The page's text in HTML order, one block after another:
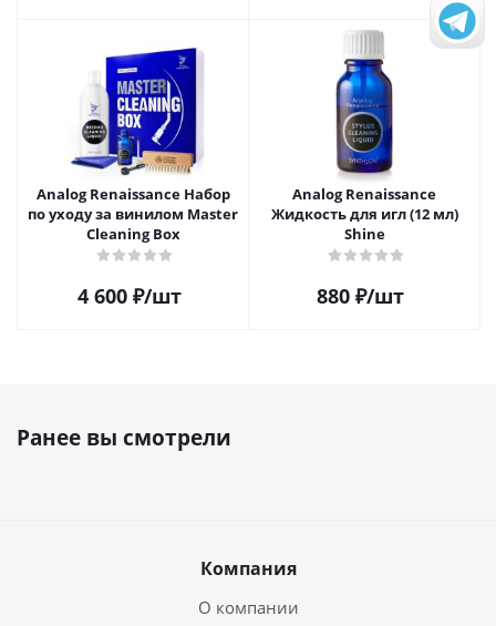
Analog Renaissance Набор
по уходу за винилом Master
Cleaning Box
4 600₽/шт
Analog Renaissance
Жидкость для игл (12 мл)
Shine
880 ₽/шт
Ранее вы смотрели
Компания
О компании